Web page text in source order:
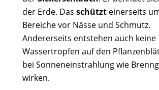
der Erde. Das schützteinerseits
Bereiche vor Nässe und Schmutz.
Andererseits entstehen auch keine
Wassertropfen auf den
bei Sonneneinstrahlung wie
wirken.